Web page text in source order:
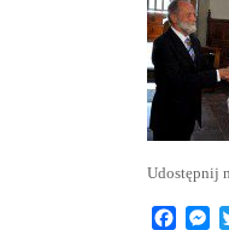
Udostępnij